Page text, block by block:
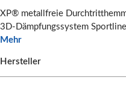
XP® metallfreie
3D-Dämpfungssystem
Mehr
Hersteller